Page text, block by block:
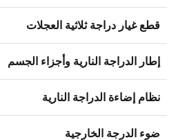
قطع غيار دراجة ثلاثية العجلات
إطار الدراجة النارية وأجزاء الجسم
نظام إضاءة الدراجة النارية
ضوء الدرجة الخارجية